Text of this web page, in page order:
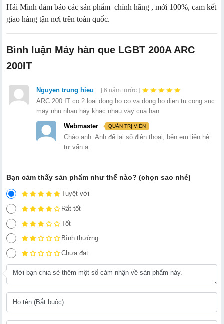
Hải Minh đảm bảo các sản phẩm chính hãng , mới 100%, cam kết
giao hàng tận nơi trên toàn quốc.
Bình luận Máy hàn que LGBT 200A ARC
200IT
Nguyen trung hieu [ 6 năm trước ]
ARC 200 IT co 2 loai dong ho co va dong ho dien tu cong suc
may nhu nhau hay khac nhau vay cua han
Webmaster
QUẢN TRỊ VIÊN
Chào anh. Anh để lại số điện thoại, bên em liên hệ
tư vấn ạ
Bạn cảm thấy sản phẩm như thế nào? (chọn sao nhé)
Tuyệt vời
Rất tốt
Tốt
Bình thường
Chưa đạt